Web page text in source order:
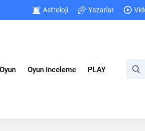
Astroloji Yazarlar
Oyun Oyun inceleme PLAY